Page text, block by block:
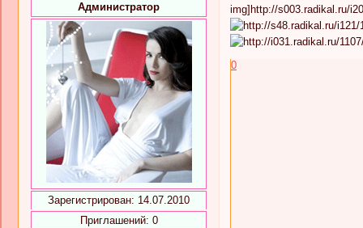
Администратор
Зарегистрирован: 14.07.2010
Приглашений: 0
img]http://s003.radikal.ru/
0